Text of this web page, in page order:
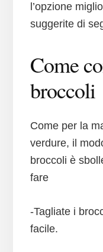
l’opzione
suggerite di
Come
broccoli
Come per la
verdure, il
broccoli è
fare
-Tagliate i
facile.